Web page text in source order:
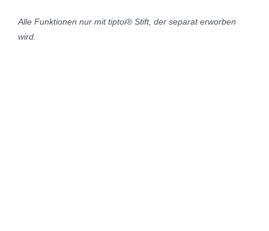
Alle Funktionen nur mit tiptoi® Stift, der separat erworben
wird.